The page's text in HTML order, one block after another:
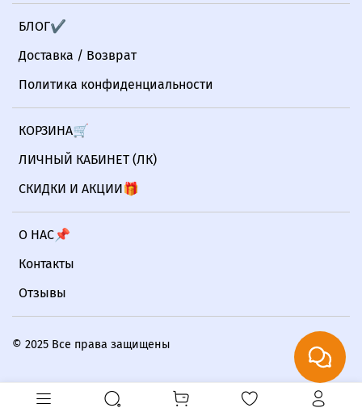
БЛОГ✔
Доставка / Возврат
Политика конфиденциальности
КОРЗИНА🛒
ЛИЧНЫЙ КАБИНЕТ (ЛК)
СКИДКИ И АКЦИИ🎁
О НАС📌
Контакты
Отзывы
© 2025 Все права защищены